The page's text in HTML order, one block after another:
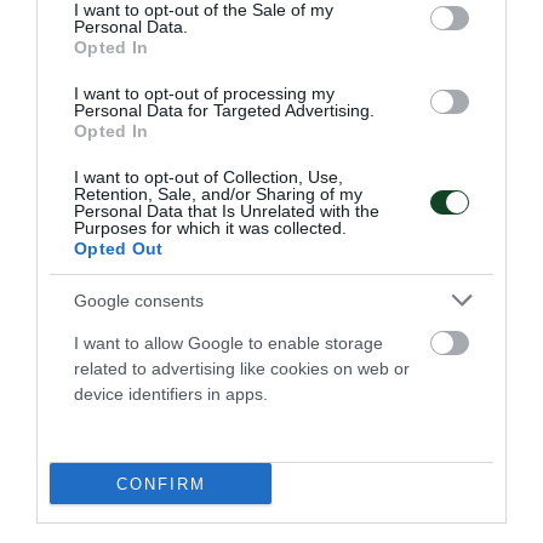
I want to opt-out of the Sale of my
Personal Data.
Opted In
I want to opt-out of processing my
Personal Data for Targeted Advertising.
Opted In
I want to opt-out of Collection, Use,
Retention, Sale, and/or Sharing of my
Personal Data that Is Unrelated with the
Purposes for which it was collected.
Opted Out
Google consents
I want to allow Google to enable storage
related to advertising like cookies on web or
device identifiers in apps.
CONFIRM
«Σωτήρης Τσερκέζης» 2005 Τουρνουά
Κύπρου «Τάσης Μάρκος»
2008 Τουρνουά Ε.Α. Πατρών 2010 Τουρνουά
Φιλίας Κύπρου 2016 Τουρνουά Ηρακλή
2018 Τουρνουά «Δ.Καλαϊτζής» Ριζούπολη
2020 Τουρνουά Παραλιμνίου Κύπρου
2021 Τουρνουά «Ιωάννης Μπουσούνης»
Καλαμάτα 2021 Φιλανθρωπικό Τουρνουά
ΟΦΗ, Ηράκλειο 2022 Τουρνουά «Ιωάννης
Μπουσούνης» Καλαμάτα